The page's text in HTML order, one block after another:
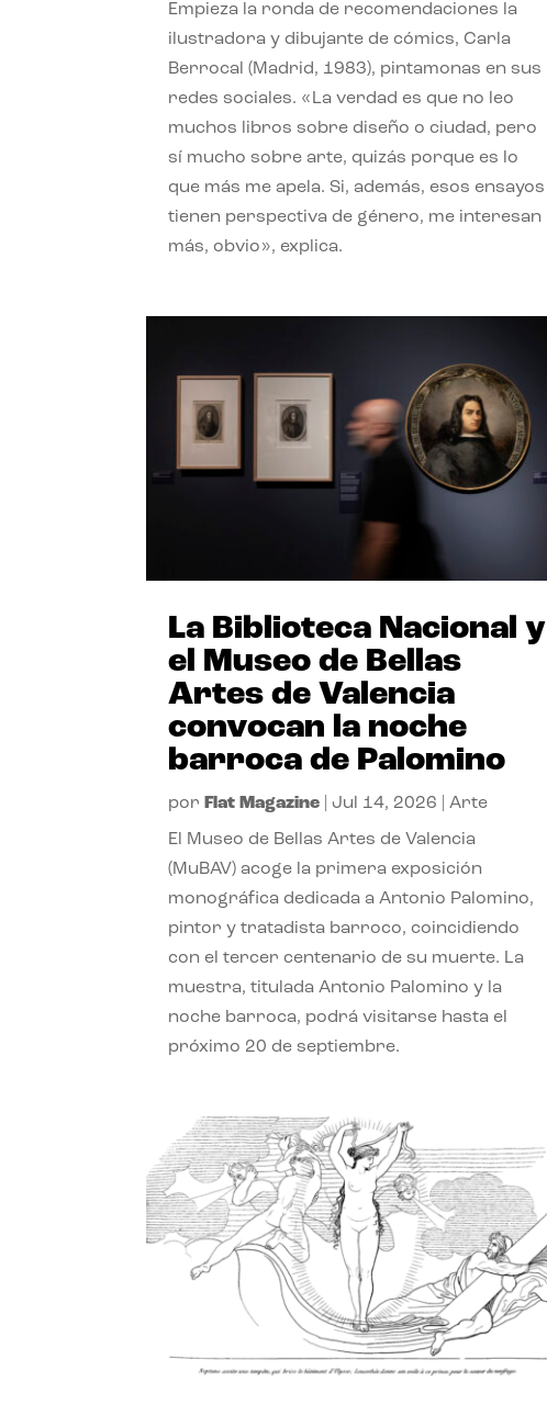
Empieza la ronda de recomendaciones la
ilustradora y dibujante de cómics, Carla
Berrocal (Madrid, 1983), pintamonas en sus
redes sociales. «La verdad es que no leo
muchos libros sobre diseño o ciudad, pero
sí mucho sobre arte, quizás porque es lo
que más me apela. Si, además, esos ensayos
tienen perspectiva de género, me interesan
más, obvio», explica.
La Biblioteca Nacional y
el Museo de Bellas
Artes de Valencia
convocan la noche
barroca de Palomino
por Flat Magazine Jul 14, 2026 |Arte
El Museo de Bellas Artes de Valencia
(MuBAV) acoge la primera exposición
monográfica dedicada a Antonio Palomino,
pintor y tratadista barroco, coincidiendo
con el tercer centenario de su muerte. La
muestra, titulada Antonio Palomino y la
noche barroca, podrá visitarse hasta el
próximo 20 de septiembre.